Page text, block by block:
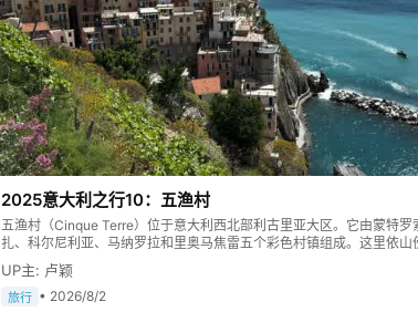
2025意大利之行10：五渔村
五渔村（Cinque Terre）位于意大利西北部利古里亚大区。它由蒙特罗
扎、科尔尼利亚、马纳罗拉和里奥马焦雷五个彩色村镇组成。这里依山
色彩斑斓，1997年被列为世界文化遗产。
UP主: 卢颖
旅行 • 2026/8/2